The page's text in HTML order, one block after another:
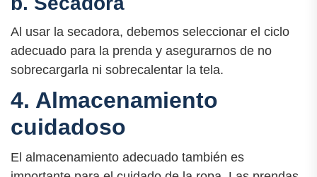
Al usar la secadora, debemos seleccionar el ciclo
adecuado para la prenda y asegurarnos de no
sobrecargarla ni sobrecalentar la tela.
4. Almacenamiento
cuidadoso
El almacenamiento adecuado también es